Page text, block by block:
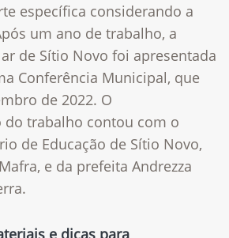
específica considerando a
um ano de trabalho, a
de Sítio Novo foi apresentada
Conferência Municipal, que
de 2022. O
do trabalho contou com o
de Educação de Sítio Novo,
e da prefeita Andrezza
e dicas para